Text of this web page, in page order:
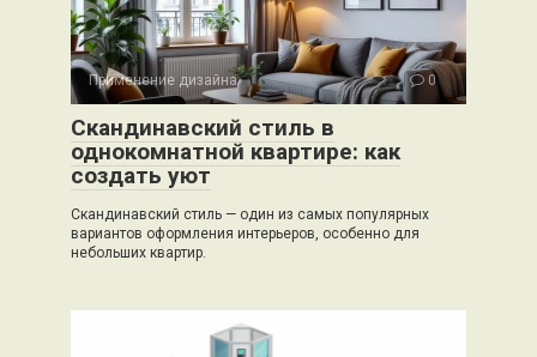
Применение дизайна 0
Скандинавский стиль в
однокомнатной квартире: как
создать уют
Скандинавский стиль — один из самых популярных
вариантов оформления интерьеров, особенно для
небольших квартир.